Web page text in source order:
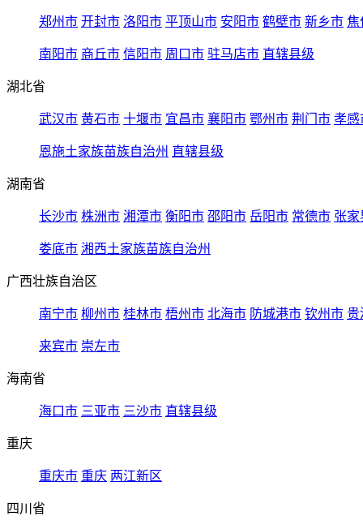
郑州市 开封市 洛阳市 平顶山市 安阳市 鹤壁市 新乡市 焦
南阳市 商丘市 信阳市 周口市 驻马店市 直辖县级
湖北省
武汉市 黄石市 十堰市 宜昌市 襄阳市 鄂州市 荆门市 孝感
恩施土家族苗族自治州 直辖县级
湖南省
长沙市 株洲市 湘潭市 衡阳市 邵阳市 岳阳市 常德市 张家
娄底市 湘西土家族苗族自治州
广西壮族自治区
南宁市 柳州市 桂林市 梧州市 北海市 防城港市 钦州市 贵
来宾市 崇左市
海南省
海口市 三亚市 三沙市 直辖县级
重庆
重庆市 重庆 两江新区
四川省